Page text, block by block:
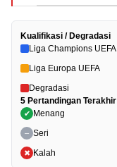
Kualifikasi / Degradasi
Liga Champions UEFA
Liga Europa UEFA
Degradasi
5 Pertandingan Terakhir
✔ Menang
– Seri
✖ Kalah